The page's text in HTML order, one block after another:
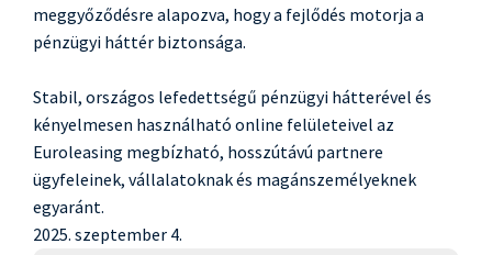
meggyőződésre alapozva, hogy a fejlődés motorja a
pénzügyi háttér biztonsága.
Stabil, országos lefedettségű pénzügyi hátterével és
kényelmesen használható online felületeivel az
Euroleasing megbízható, hosszútávú partnere
ügyfeleinek, vállalatoknak és magánszemélyeknek
egyaránt.
2025. szeptember 4.